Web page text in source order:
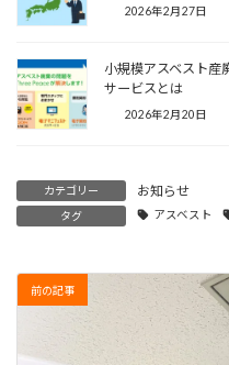
2026年2月27日
小規模アスベスト産
サービスとは
2026年2月20日
カテゴリー お知らせ
タグ アスベスト
前の記事